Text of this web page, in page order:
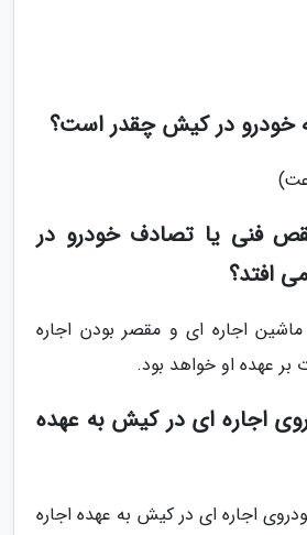
خودرو در کیش چقدر است؟
فنی یا تصادف خودرو در
افتد؟
اجاره ای و مقصر بودن اجاره
بر عهده او خواهد بود.
اجاره ای در کیش به عهده
اجاره ای در کیش به عهده اجاره